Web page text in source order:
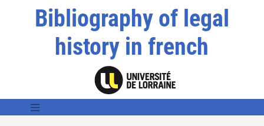
Bibliography of legal
history in french